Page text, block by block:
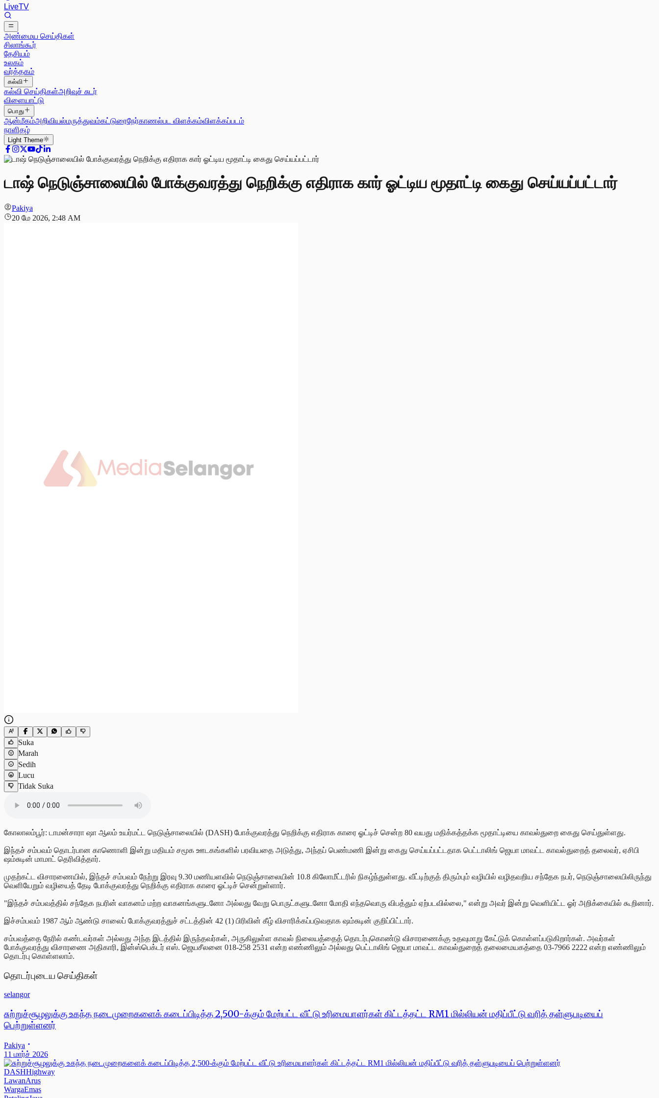
LiveTV
அண்மைய செய்திகள்
சிலாங்கூர்
தேசியம்
உலகம்
வர்த்தகம்
கல்வி
கல்வி செய்திகள்அறிவுச் சுடர்
விளையாட்டு
பொது
ஆன்மீகம்அறிவியல்மருத்துவம்கட்டுரைநேர்காணல்பட விளக்கம்விளக்கப்படம்
நாளிதழ்
Light Theme
டாஷ் நெடுஞ்சாலையில் போக்குவரத்து நெறிக்கு எதிராக கார் ஓட்டிய மூதாட்டி கைது செய்யப்பட்டார்
Pakiya
20 மே 2026, 2:48 AM
Suka
Marah
Sedih
Lucu
Tidak Suka
கோலாலம்பூர்: டாமன்சாரா ஷா ஆலம் உயர்மட்ட நெடுஞ்சாலையில் (DASH) போக்குவரத்து நெறிக்கு எதிராக காரை ஓட்டிச் சென்ற 80 வயது மதிக்கத்தக்க மூதாட்டியை காவல்துறை கைது செய்துள்ளது.
இந்தச் சம்பவம் தொடர்பான காணொளி இன்று மதியம் சமூக ஊடகங்களில் பரவியதை அடுத்து, அந்தப் பெண்மணி இன்று கைது செய்யப்பட்டதாக பெட்டாலிங் ஜெயா மாவட்ட காவல்துறைத் தலைவர், ஏசிபி
ஷம்சுடின் மாமாட் தெரிவித்தார்.
முதற்கட்ட விசாரணையில், இந்தச் சம்பவம் நேற்று இரவு 9.30 மணியளவில் நெடுஞ்சாலையின் 10.8 கிலோமீட்டரில் நிகழ்ந்துள்ளது. வீட்டிற்குத் திரும்பும் வழியில் வழிதவறிய சந்தேக நபர், நெடுஞ்சாலையிலிருந்து
வெளியேறும் வழியைத் தேடி போக்குவரத்து நெறிக்கு எதிராக காரை ஓட்டிச் சென்றுள்ளார்.
"இந்தச் சம்பவத்தில் சந்தேக நபரின் வாகனம் மற்ற வாகனங்களுடனோ அல்லது வேறு பொருட்களுடனோ மோதி எந்தவொரு விபத்தும் ஏற்படவில்லை," என்று அவர் இன்று வெளியிட்ட ஓர் அறிக்கையில் கூறினார்.
இச்சம்பவம் 1987 ஆம் ஆண்டு சாலைப் போக்குவரத்துச் சட்டத்தின் 42 (1) பிரிவின் கீழ் விசாரிக்கப்படுவதாக ஷம்சுடின் குறிப்பிட்டார்.
சம்பவத்தை நேரில் கண்டவர்கள் அல்லது அந்த இடத்தில் இருந்தவர்கள், அருகிலுள்ள காவல் நிலையத்தைத் தொடர்புகொண்டு விசாரணைக்கு உதவுமாறு கேட்டுக் கொள்ளப்படுகிறார்கள். அவர்கள்
போக்குவரத்து விசாரணை அதிகாரி, இன்ஸ்பெக்டர் எஸ். ஜெயசீலனை 018-258 2531 என்ற எண்ணிலும் அல்லது பெட்டாலிங் ஜெயா மாவட்ட காவல்துறைத் தலைமையகத்தை 03-7966 2222 என்ற எண்ணிலும்
தொடர்பு கொள்ளலாம்.
தொடர்புடைய செய்திகள்
selangor
சுற்றுச்சூழலுக்கு உகந்த நடைமுறைகளைக் கடைப்பிடித்த 2,500-க்கும் மேற்பட்ட வீட்டு உரிமையாளர்கள் கிட்டத்தட்ட RM1 மில்லியன் மதிப்பீட்டு வரித் தள்ளுபடியைப்
பெற்றுள்ளனர்
Pakiya
11 மார்ச் 2026
DASHHighway
LawanArus
WargaEmas